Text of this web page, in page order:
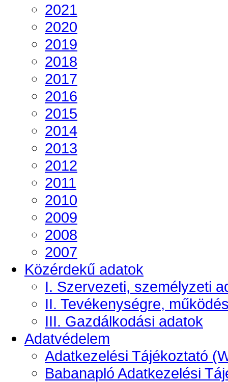
2021
2020
2019
2018
2017
2016
2015
2014
2013
2012
2011
2010
2009
2008
2007
Közérdekű adatok
I. Szervezeti, személyzeti
II. Tevékenységre,
III. Gazdálkodási adatok
Adatvédelem
Adatkezelési Tájékoztató
Babanapló Adatkezelési